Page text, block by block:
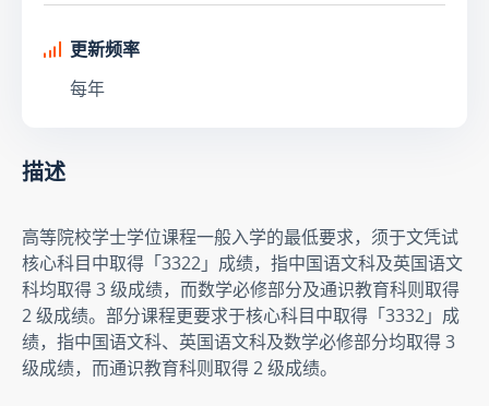
更新频率
每年
描述
高等院校学士学位课程一般入学的最低要求，须于文凭试
核心科目中取得「3322」成绩，指中国语文科及英国语文
科均取得 3 级成绩，而数学必修部分及通识教育科则取得
2 级成绩。部分课程更要求于核心科目中取得「3332」成
绩，指中国语文科、英国语文科及数学必修部分均取得 3
级成绩，而通识教育科则取得 2 级成绩。